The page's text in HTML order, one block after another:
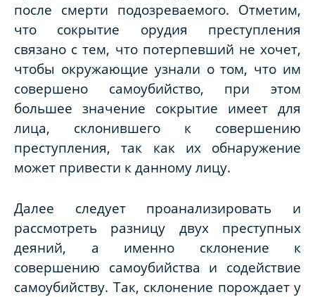
после смерти подозреваемого. Отметим,
что сокрытие орудия преступления
связано с тем, что потерпевший не хочет,
чтобы окружающие узнали о том, что им
совершено самоубийство, при этом
большее значение сокрытие имеет для
лица, склонившего к совершению
преступления, так как их обнаружение
может привести к данному лицу.
Далее следует проанализировать и
рассмотреть разницу двух преступных
деяний, а именно склонение к
совершению самоубийства и содействие
самоубийству. Так, склонение порождает у